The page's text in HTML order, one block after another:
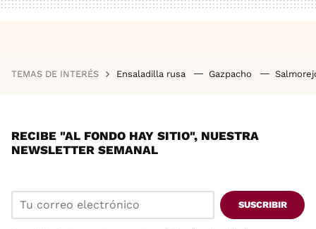
TEMAS DE INTERÉS Ensaladilla rusa Gazpacho
RECIBE "AL FONDO HAY SITIO", NUESTRA
NEWSLETTER SEMANAL
SUSCRIBIR